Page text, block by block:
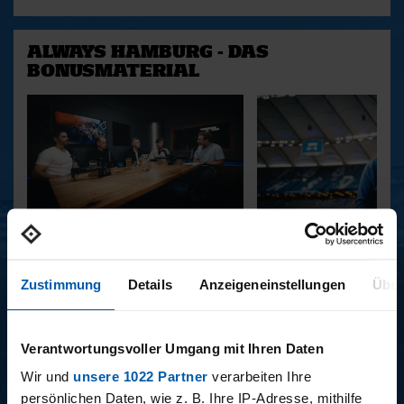
Zustimmung Details Anzeigeneinstellungen
Verantwortungsvoller Umgang mit Ihren Daten
Wir und unsere 1022 Partner verarbeiten Ihre
persönlichen Daten, wie z. B. Ihre IP-Adresse, mithilfe
ALWAYS HAMBURG - DAS
BONUSMATERIAL
15.12.2025 11.12.2025
BUNDESLIGA SAISON 2025/2026